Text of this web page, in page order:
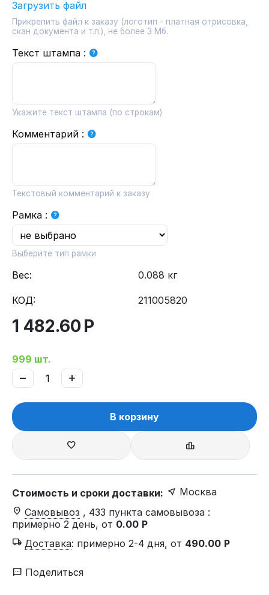
Загрузить файл
Прикрепить файл к заказу (логотип - платная отрисовка,
скан документа и т.п.), не более 3 Мб.
Текст штампа :
Укажите текст штампа (по строкам)
Комментарий :
Текстовый комментарий к заказу
Рамка :
Выберите тип рамки
Вес: 0.088 кг
КОД: 211005820
1 482.60Р
999 шт.
+
−
В корзину
Стоимость и сроки доставки:
Москва
Самовывоз , 433 пункта самовывоза :
примерно 2 день, от 0.00 Р
Доставка: примерно 2-4 дня, от 490.00 Р
Поделиться